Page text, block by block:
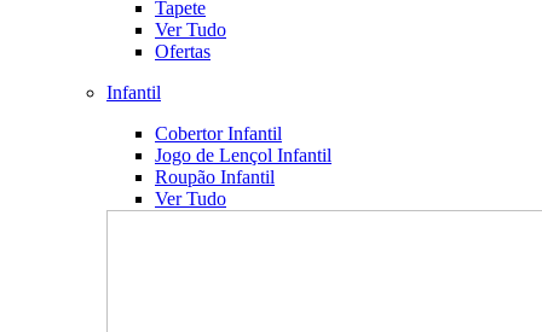
Tapete
Ver Tudo
Ofertas
Infantil
Cobertor Infantil
Jogo de Lençol Infantil
Roupão Infantil
Ver Tudo